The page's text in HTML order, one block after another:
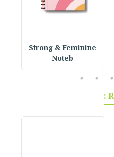
Strong & Feminine
Noteb
3
4
5